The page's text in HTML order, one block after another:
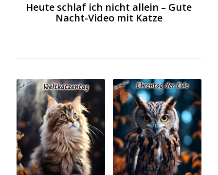
Heute schlaf ich nicht allein – Gute
Nacht-Video mit Katze